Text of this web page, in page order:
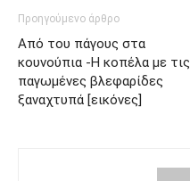
Προηγούμενο άρθρο
Από του πάγους στα
κουνούπια -Η κοπέλα με τις
παγωμένες βλεφαρίδες
ξαναχτυπά [εικόνες]